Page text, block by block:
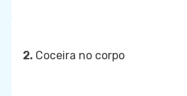
2. Coceira no corpo